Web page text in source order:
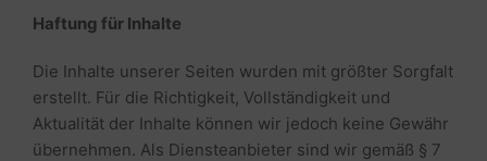
Haftung für Inhalte
Die Inhalte unserer Seiten wurden mit größter Sorgfalt
erstellt. Für die Richtigkeit, Vollständigkeit und
Aktualität der Inhalte können wir jedoch keine Gewähr
übernehmen. Als Diensteanbieter sind wir gemäß § 7